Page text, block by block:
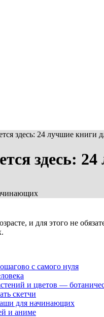
здесь: 24 лучшие книги
здесь:
и для этого не
с самого нуля
и цветов —
скетчи
для начинающих
и аниме